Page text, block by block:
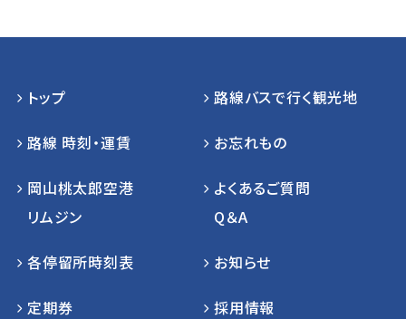
トップ
路線 時刻・運賃
岡山桃太郎空港
リムジン
各停留所時刻表
定期券
路線バスで行く観光地
お忘れもの
よくあるご質問
Q＆A
お知らせ
採用情報